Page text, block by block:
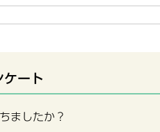
ケート
ましたか？